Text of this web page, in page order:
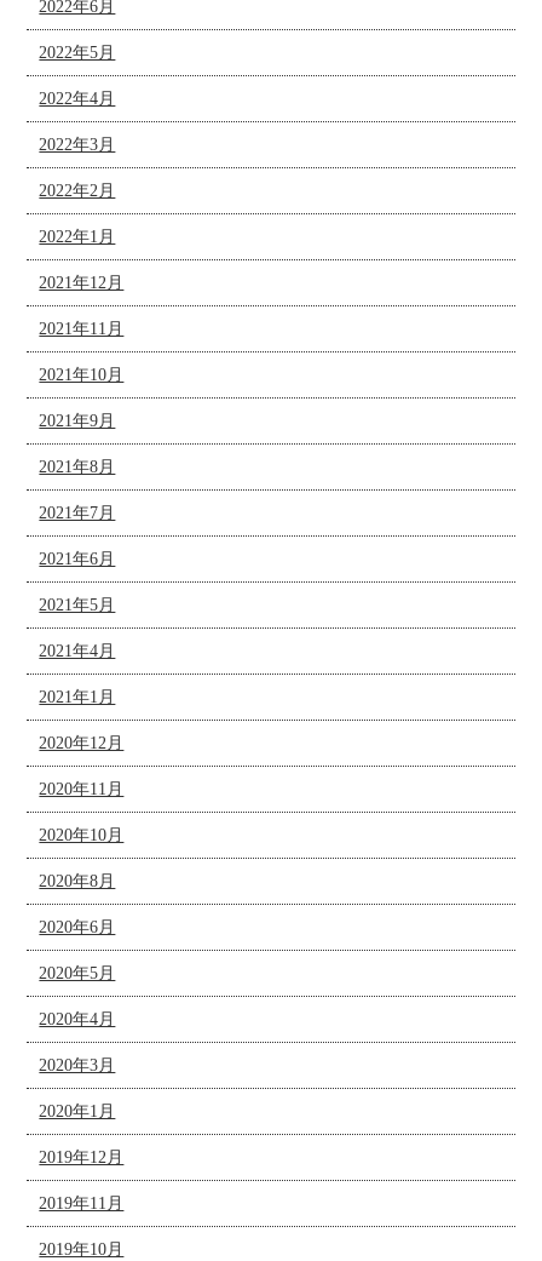
2022年6月
2022年5月
2022年4月
2022年3月
2022年2月
2022年1月
2021年12月
2021年11月
2021年10月
2021年9月
2021年8月
2021年7月
2021年6月
2021年5月
2021年4月
2021年1月
2020年12月
2020年11月
2020年10月
2020年8月
2020年6月
2020年5月
2020年4月
2020年3月
2020年1月
2019年12月
2019年11月
2019年10月